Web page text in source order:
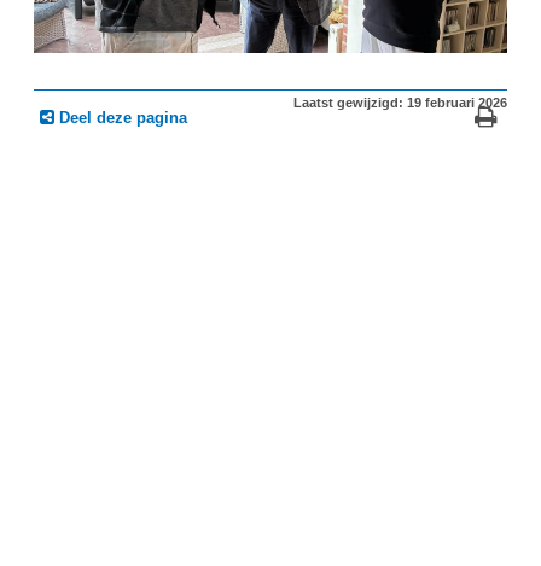
Deel deze pagina
Laatst gewijzigd: 19 februari 2026